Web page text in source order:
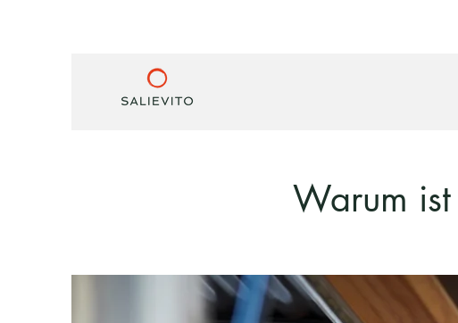
Warum ist